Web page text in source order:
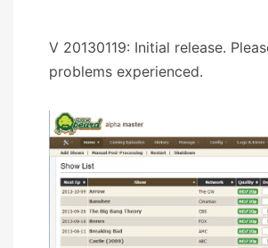
V 20130119: Initial release.
problems experienced.